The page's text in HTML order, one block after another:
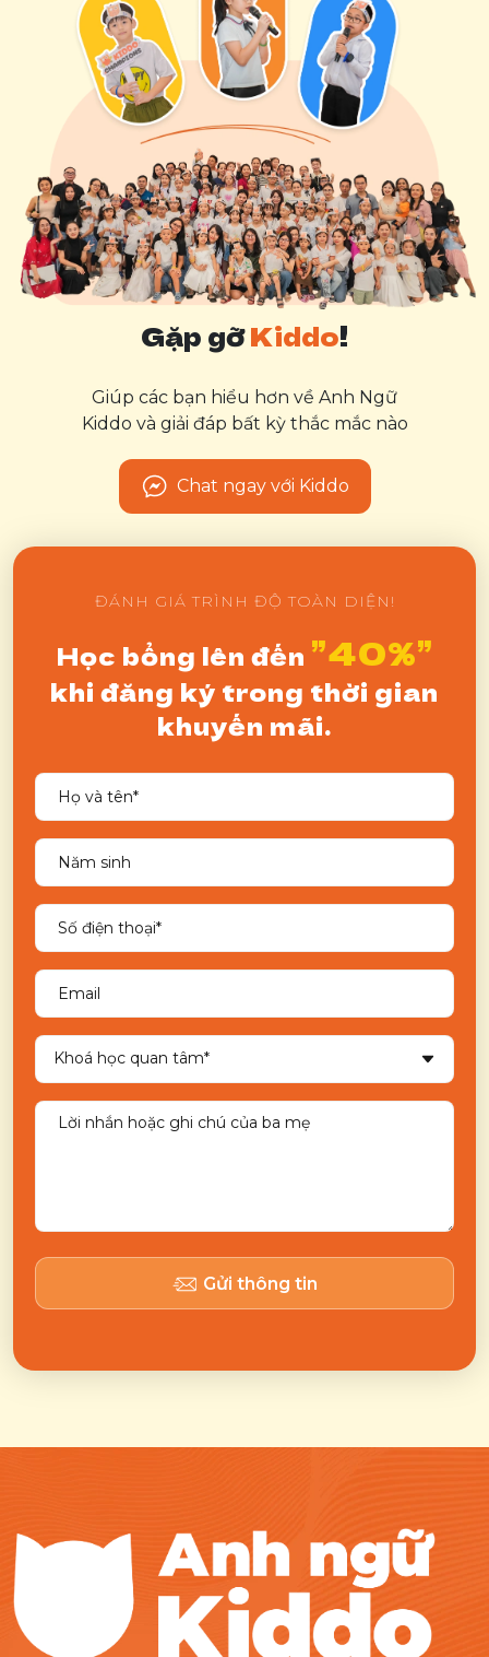
Gặp gỡKiddo!
Giúp các bạn hiểu hơn về Anh Ngữ
Kiddo và giải đáp bất kỳ thắc mắc nào
Chat ngay với Kiddo
ĐÁNH GIÁ TRÌNH ĐỘ TOÀN DIỆN!
Học bổng lên đến ”40%”
khi đăng ký trong thời gian
khuyến mãi.
Gửi thông tin